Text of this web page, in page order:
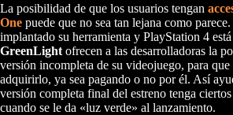
La posibilidad de que los usuarios tengan
One puede que no sea tan lejana como parece.
implantado su herramienta y PlayStation 4
GreenLight ofrecen a las desarrolladoras la
versión incompleta de su videojuego, para que
adquirirlo, ya sea pagando o no por él. Así
versión completa final del estreno tenga ciertos
cuando se le da «luz verde» al lanzamiento.